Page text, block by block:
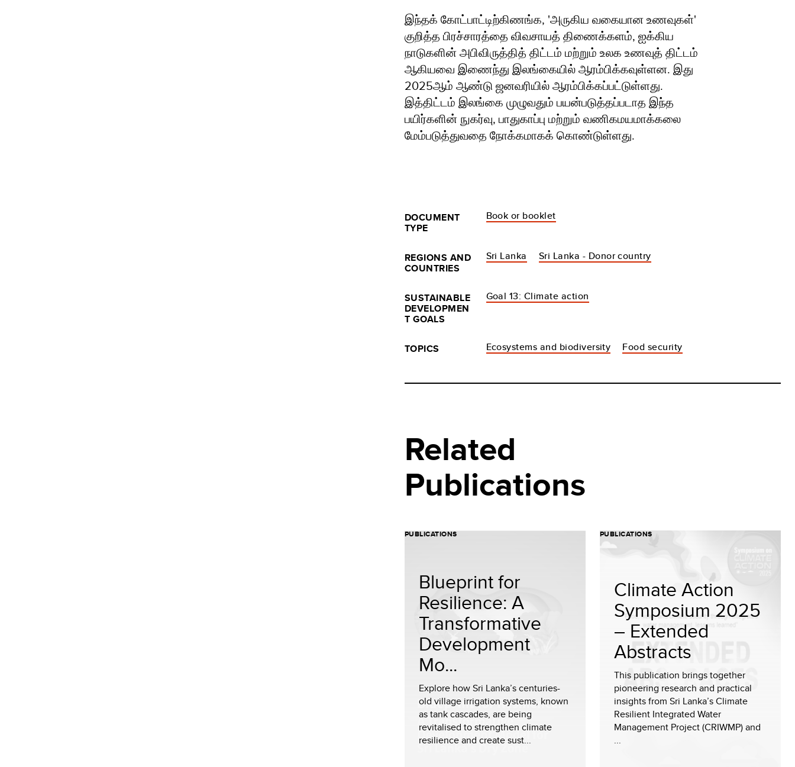
இந்தக் கோட்பாட்டிற்கிணங்க, 'அருகிய வகையான உணவுகள்'
குறித்த பிரச்சாரத்தை விவசாயத் திணைக்களம், ஐக்கிய
நாடுகளின் அபிவிருத்தித் திட்டம் மற்றும் உலக உணவுத் திட்டம்
ஆகியவை இணைந்து இலங்கையில் ஆரம்பிக்கவுள்ளன. இது
2025ஆம் ஆண்டு ஜனவரியில் ஆரம்பிக்கப்பட்டுள்ளது.
இத்திட்டம் இலங்கை முழுவதும் பயன்படுத்தப்படாத இந்த
பயிர்களின் நுகர்வு, பாதுகாப்பு மற்றும் வணிகமயமாக்கலை
மேம்படுத்துவதை நோக்கமாகக் கொண்டுள்ளது.
DOCUMENT
TYPE
Book or booklet
REGIONS AND
COUNTRIES
Sri Lanka Sri Lanka - Donor country
SUSTAINABLE
DEVELOPMEN
T GOALS
Goal 13: Climate action
TOPICS Ecosystems and biodiversity Food security
Related
Publications
PUBLICATIONS
Blueprint for
Resilience: A
Transformative
Development
Mo...
Explore how Sri Lanka’s centuries-
old village irrigation systems, known
as tank cascades, are being
revitalised to strengthen climate
resilience and create sust...
PUBLICATIONS
Climate Action
Symposium 2025
– Extended
Abstracts
This publication brings together
pioneering research and practical
insights from Sri Lanka’s Climate
Resilient Integrated Water
Management Project (CRIWMP) and
...